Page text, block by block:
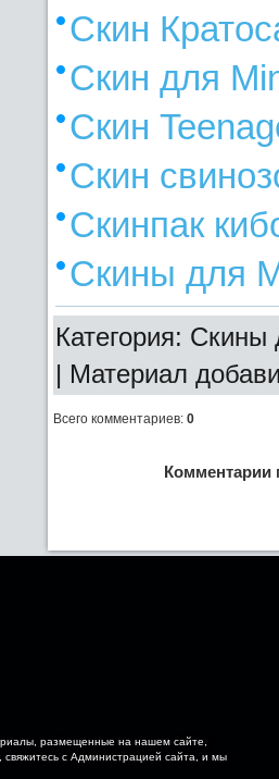
Скин
Скин для
Скин
Скин
Скинпак
Скины для
Категория:
| Материал
Всего комментариев: 0
Комментарии
размещенные на нашем сайте,
с Администрацией сайта, и мы